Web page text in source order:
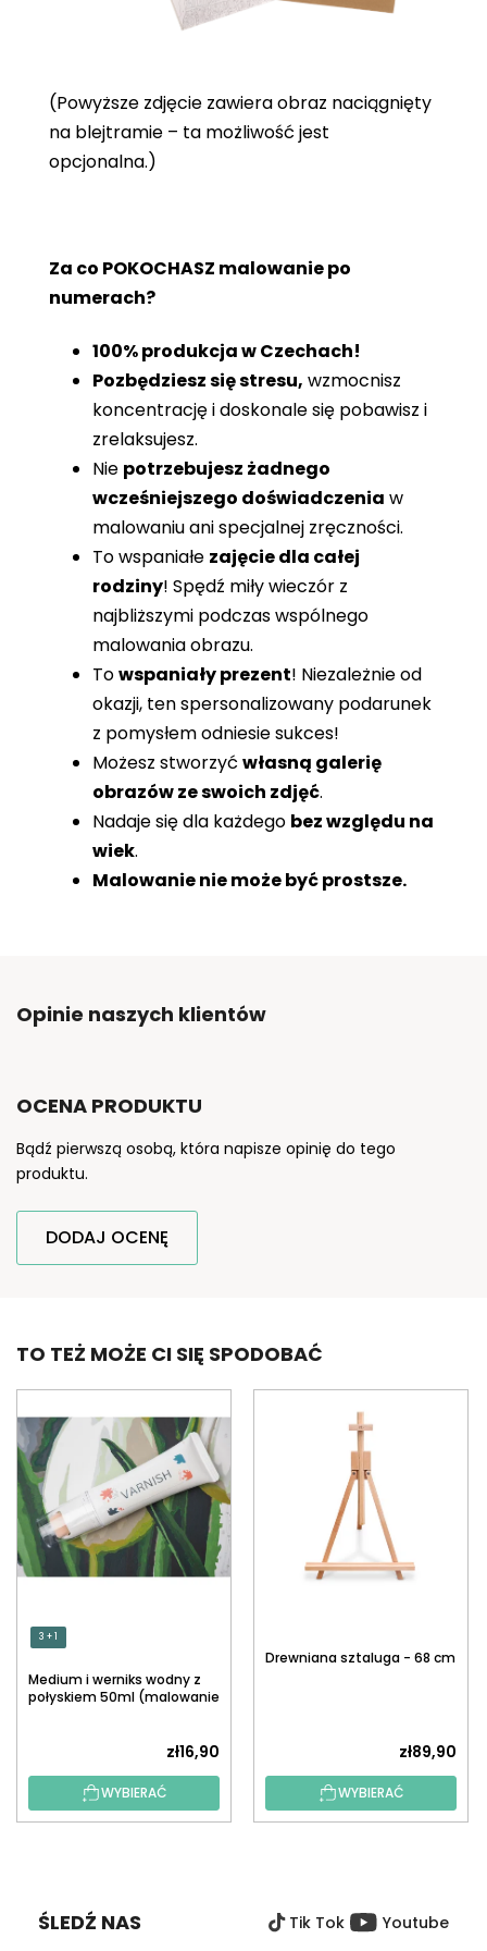
(Powyższe zdjęcie zawiera obraz naciągnięty
na blejtramie – ta możliwość jest
opcjonalna.)
Za co POKOCHASZ malowanie po
numerach?
100% produkcja w Czechach!
Pozbędziesz się stresu, wzmocnisz
koncentrację i doskonale się pobawisz i
zrelaksujesz.
Nie potrzebujesz żadnego
wcześniejszego doświadczenia w
malowaniu ani specjalnej zręczności.
To wspaniałe zajęcie dla całej
rodziny! Spędź miły wieczór z
najbliższymi podczas wspólnego
malowania obrazu.
Towspaniały prezent! Niezależnie od
okazji, ten spersonalizowany podarunek
z pomysłem odniesie sukces!
Możesz stworzyć własną galerię
obrazów ze swoich zdjęć.
Nadaje się dla każdego bez względu na
wiek.
Malowanie nie może być prostsze.
Opinie naszych klientów
OCENA PRODUKTU
Bądź pierwszą osobą, która napisze opinię do tego
produktu.
DODAJ OCENĘ
TO TEŻ MOŻE CI SIĘ SPODOBAĆ
3 + 1
Medium i werniks wodny z
połyskiem 50ml (malowanie
zł16,90
WYBIERAĆ
Drewniana sztaluga - 68 cm
zł89,90
WYBIERAĆ
ŚLEDŹ NAS Tik Tok Youtube